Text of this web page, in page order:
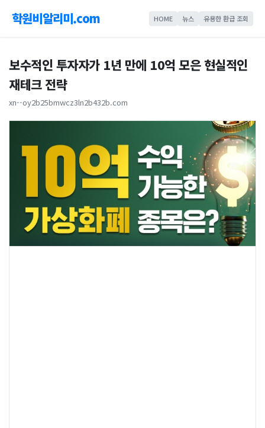
학원비알리미.com HOME 뉴스 유용한 환급 조회
보수적인 투자자가 1년 만에 10억 모은 현실적인
재테크 전략
xn--oy2b25bmwcz3ln2b432b.com